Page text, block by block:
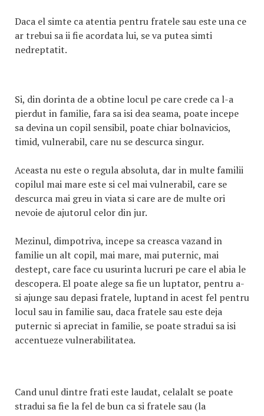
Daca el simte ca atentia pentru fratele sau este una ce
ar trebui sa ii fie acordata lui, se va putea simti
nedreptatit.
Si, din dorinta de a obtine locul pe care crede ca l-a
pierdut in familie, fara sa isi dea seama, poate incepe
sa devina un copil sensibil, poate chiar bolnavicios,
timid, vulnerabil, care nu se descurca singur.
Aceasta nu este o regula absoluta, dar in multe familii
copilul mai mare este si cel mai vulnerabil, care se
descurca mai greu in viata si care are de multe ori
nevoie de ajutorul celor din jur.
Mezinul, dimpotriva, incepe sa creasca vazand in
familie un alt copil, mai mare, mai puternic, mai
destept, care face cu usurinta lucruri pe care el abia le
descopera. El poate alege sa fie un luptator, pentru a-
si ajunge sau depasi fratele, luptand in acest fel pentru
locul sau in familie sau, daca fratele sau este deja
puternic si apreciat in familie, se poate stradui sa isi
accentueze vulnerabilitatea.
Cand unul dintre frati este laudat, celalalt se poate
stradui sa fie la fel de bun ca si fratele sau (la